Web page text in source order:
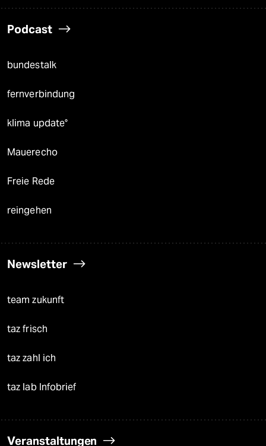
Podcast
bundestalk
fernverbindung
klima update°
Mauerecho
Freie Rede
reingehen
Newsletter
team zukunft
taz frisch
taz zahl ich
taz lab Infobrief
Veranstaltungen